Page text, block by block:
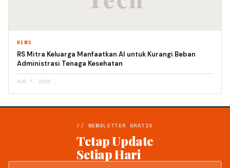
NEWS
RS Mitra Keluarga Manfaatkan AI untuk Kurangi Beban
Administrasi Tenaga Kesehatan
AUG 7, 2026
// NEWSLETTER GRATIS
Tetap Update
Setiap Hari